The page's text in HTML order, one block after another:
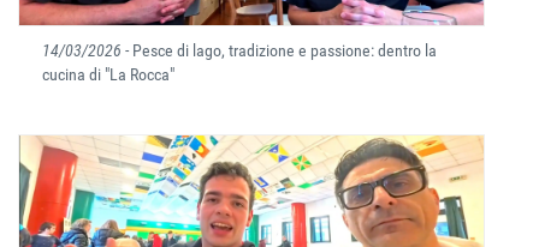
14/03/2026 - Pesce di lago, tradizione e passione: dentro la
cucina di "La Rocca"